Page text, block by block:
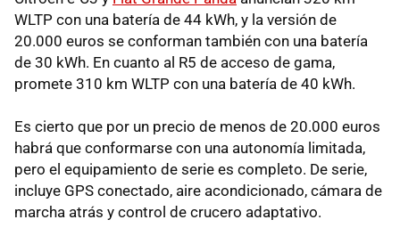
WLTP con una batería de 44 kWh, y la versión de
20.000 euros se conforman también con una batería
de 30 kWh. En cuanto al R5 de acceso de gama,
promete 310 km WLTP con una batería de 40 kWh.
Es cierto que por un precio de menos de 20.000 euros
habrá que conformarse con una autonomía limitada,
pero el equipamiento de serie es completo. De serie,
incluye GPS conectado, aire acondicionado, cámara de
marcha atrás y control de crucero adaptativo.